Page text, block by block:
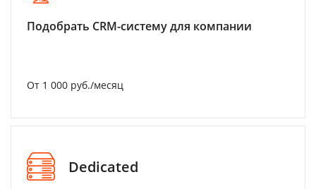
Подобрать CRM-систему для компании
От 1 000 руб./месяц
Dedicated